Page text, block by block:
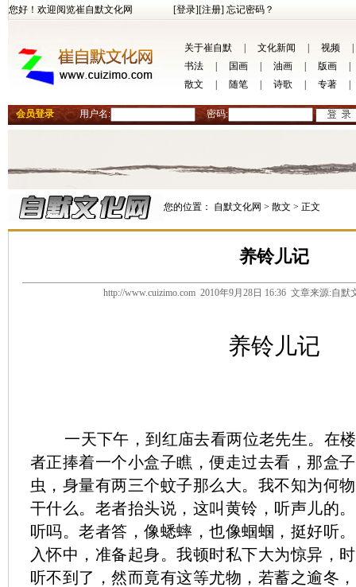
您好！欢迎阅览崔自默文化网 [登录][注册] 忘记密码？
关于崔自默 文化新闻 视频
书法
国画 油画 版画
散文
随笔 诗歌 专著
会员登录 用户名: 密码:
您的位置： 自默文化网 > 散文 > 正文
养铃儿记
http://www.cuizimo.com 2010年9月28日 16:36 文章来源:自
养铃儿记
一天下午，到红庙去看两位老先生。在
者正捧着一个小盒子瞧，便走过去看，那盒
虫，身量有两三个蚊子那么大。我不知为何
干什么。老者抬头说，这叫黄铃，听声儿的
听吗。老者答，像蟋蟀，也像蝈蝈，挺好听
入怀中，准备起身。我顿时私下大为惊异，
听不到了，然而竟有这等尤物，若蓄之逾冬